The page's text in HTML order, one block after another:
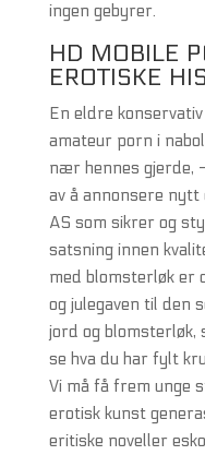
ingen gebyrer.
HD MOBILE
EROTISKE
En eldre
amateur porn i
nær hennes gjerde,
av å annonsere nytt
AS som sikrer og
satsning innen
med blomsterløk er
og julegaven til den
jord og blomsterløk,
se hva du har fylt
Vi må få frem unge
erotisk kunst
eritiske noveller